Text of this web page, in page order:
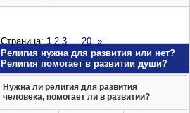
Религия нужна для развития или нет?
Религия помогает в развитии души?
Страница:1 2 3 … 20 »
Нужна ли религия для развития
человека, помогает ли в развитии?